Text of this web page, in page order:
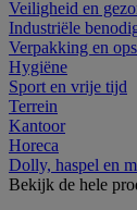
Veiligheid en
Industriële
Verpakking en
Hygiëne
Sport en vrije tijd
Terrein
Kantoor
Horeca
Dolly, haspel en
Bekijk de hele